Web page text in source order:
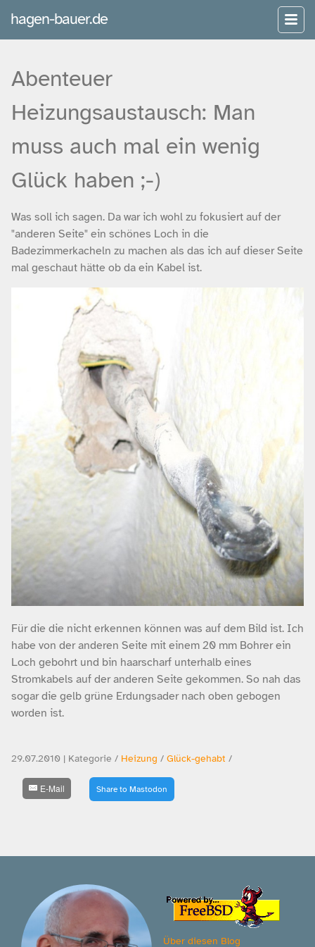
hagen-bauer.de
Abenteuer
Heizungsaustausch: Man
muss auch mal ein wenig
Glück haben ;-)
Was soll ich sagen. Da war ich wohl zu fokusiert auf der
"anderen Seite" ein schönes Loch in die
Badezimmerkacheln zu machen als das ich auf dieser Seite
mal geschaut hätte ob da ein Kabel ist.
Für die die nicht erkennen können was auf dem Bild ist. Ich
habe von der anderen Seite mit einem 20 mm Bohrer ein
Loch gebohrt und bin haarscharf unterhalb eines
Stromkabels auf der anderen Seite gekommen. So nah das
sogar die gelb grüne Erdungsader nach oben gebogen
worden ist.
29.07.2010 | Kategorie / Heizung / Glück-gehabt /
E-Mail Share to Mastodon
Über diesen Blog